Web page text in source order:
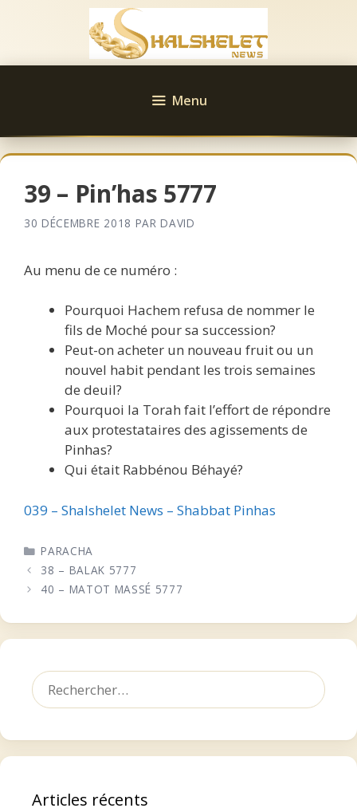
Menu
39 – Pin’has 5777
30 DÉCEMBRE 2018 PAR DAVID
Au menu de ce numéro :
Pourquoi Hachem refusa de nommer le
fils de Moché pour sa succession?
Peut-on acheter un nouveau fruit ou un
nouvel habit pendant les trois semaines
de deuil?
Pourquoi la Torah fait l’effort de répondre
aux protestataires des agissements de
Pinhas?
Qui était Rabbénou Béhayé?
039 – Shalshelet News – Shabbat Pinhas
CATÉGORIES
PARACHA
38 – BALAK 5777
40 – MATOT MASSÉ 5777
Rechercher :
Articles récents